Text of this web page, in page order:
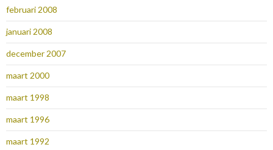
februari 2008
januari 2008
december 2007
maart 2000
maart 1998
maart 1996
maart 1992